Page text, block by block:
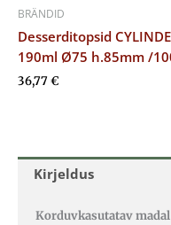
Kirjeldus
Korduvkasutatav
BRÄNDID
Desserditopsid
190ml Ø75 h.85mm /
36,77€